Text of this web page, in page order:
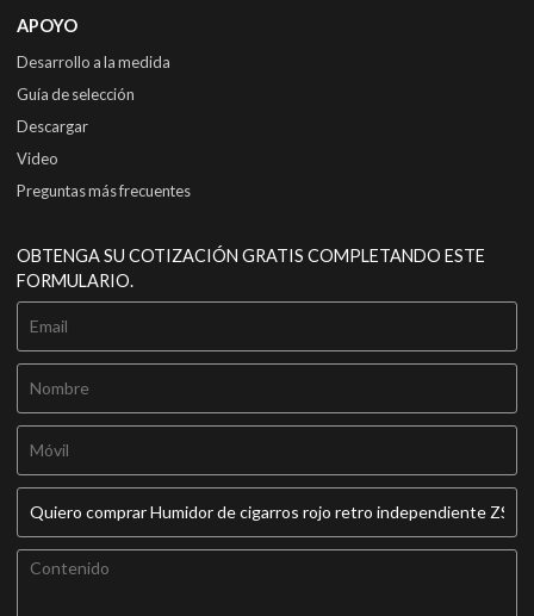
APOYO
Desarrollo a la medida
Guía de selección
Descargar
Video
Preguntas más frecuentes
OBTENGA SU COTIZACIÓN GRATIS COMPLETANDO ESTE
FORMULARIO.